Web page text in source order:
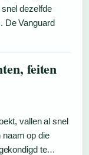
dezelfde
De Vanguard
feiten
vallen al snel
op die
te…